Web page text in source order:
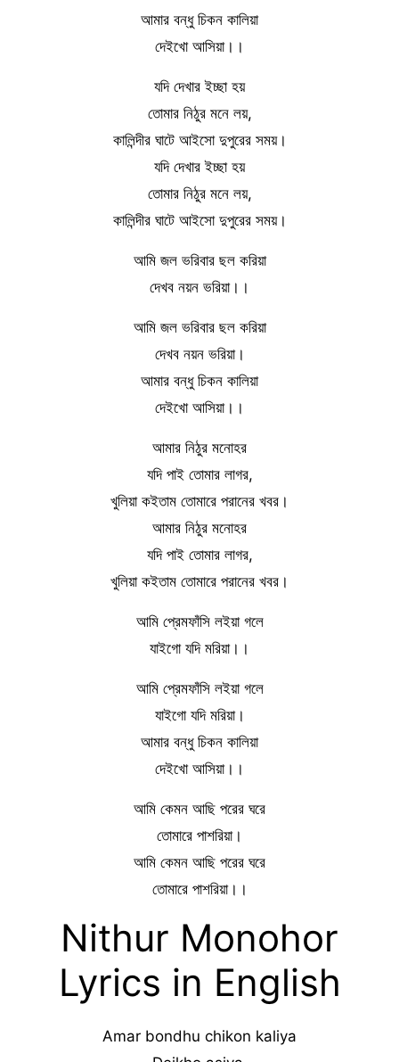
আমার বন্ধু চিকন কালিয়া
দেইখো আসিয়া।।
যদি দেখার ইচ্ছা হয়
তোমার নিঠুর মনে লয়,
কালিন্দীর ঘাটে আইসো দুপুরের সময়।
যদি দেখার ইচ্ছা হয়
তোমার নিঠুর মনে লয়,
কালিন্দীর ঘাটে আইসো দুপুরের সময়।
আমি জল ভরিবার ছল করিয়া
দেখব নয়ন ভরিয়া।।
আমি জল ভরিবার ছল করিয়া
দেখব নয়ন ভরিয়া।
আমার বন্ধু চিকন কালিয়া
দেইখো আসিয়া।।
আমার নিঠুর মনোহর
যদি পাই তোমার লাগর,
খুলিয়া কইতাম তোমারে পরানের খবর।
আমার নিঠুর মনোহর
যদি পাই তোমার লাগর,
খুলিয়া কইতাম তোমারে পরানের খবর।
আমি প্রেমফাঁসি লইয়া গলে
যাইগো যদি মরিয়া।।
আমি প্রেমফাঁসি লইয়া গলে
যাইগো যদি মরিয়া।
আমার বন্ধু চিকন কালিয়া
দেইখো আসিয়া।।
আমি কেমন আছি পরের ঘরে
তোমারে পাশরিয়া।
আমি কেমন আছি পরের ঘরে
তোমারে পাশরিয়া।।
Nithur Monohor
Lyrics in English
Amar bondhu chikon kaliya